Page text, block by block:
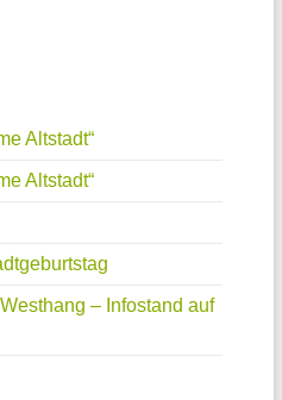
Altstadt“
Altstadt“
– Infostand auf